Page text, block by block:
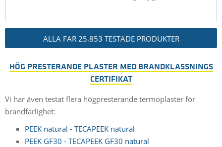
ALLA FAR 25.853 TESTADE PRODUKTER
HÖG PRESTERANDE PLASTER MED BRANDKLASSNINGS
CERTIFIKAT
Vi har även testat flera högpresterande termoplaster för
brandfarlighet:
PEEK natural - TECAPEEK natural
PEEK GF30 - TECAPEEK GF30 natural